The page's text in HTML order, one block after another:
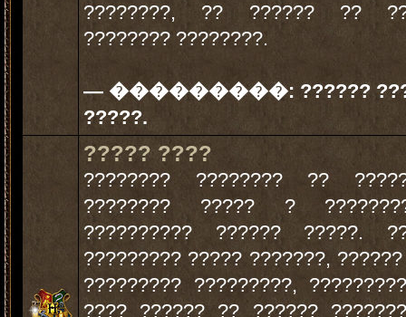
????????, ?? ?????? ??
???????? ????????.
— ���������: ??????
?????.
????? ????
???????? ???????? ??
???????? ????? ?
?????????? ?????? ?????.
????????? ????? ???????,
????????? ?????????,
???? ?????? ?? ??????